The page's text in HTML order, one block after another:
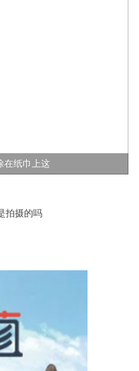
在纸巾上这
拍摄的吗